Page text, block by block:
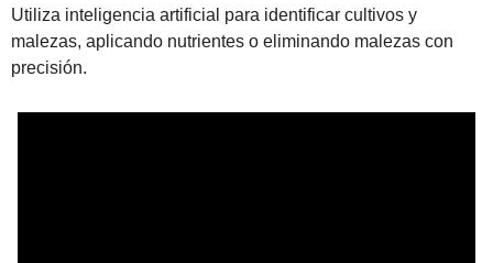
Utiliza inteligencia artificial para identificar cultivos y
malezas, aplicando nutrientes o eliminando malezas con
precisión.